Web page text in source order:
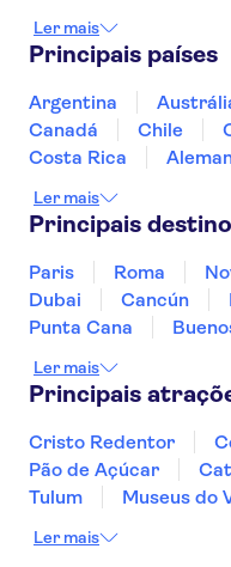
Ler mais
Principais países
Argentina
Canadá
Chile
Costa Rica
Panamá
Peru
Ler mais
Principais
Paris Roma
Dubai
Cancún
Punta Cana
Mendoza
Salvador
Curitiba
Recife
Ler mais
Principais
Cristo Redentor
Pão de Açúcar
Tulum
Museus do
Capela Sistina
Ler mais